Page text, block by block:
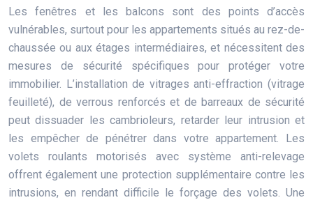
Les fenêtres et les balcons sont des points d’accès
vulnérables, surtout pour les appartements situés au rez-de-
chaussée ou aux étages intermédiaires, et nécessitent des
mesures de sécurité spécifiques pour protéger votre
immobilier. L’installation de vitrages anti-effraction (vitrage
feuilleté), de verrous renforcés et de barreaux de sécurité
peut dissuader les cambrioleurs, retarder leur intrusion et
les empêcher de pénétrer dans votre appartement. Les
volets roulants motorisés avec système anti-relevage
offrent également une protection supplémentaire contre les
intrusions, en rendant difficile le forçage des volets. Une